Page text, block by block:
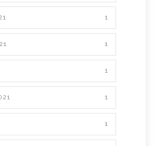
1
1
1
1
1